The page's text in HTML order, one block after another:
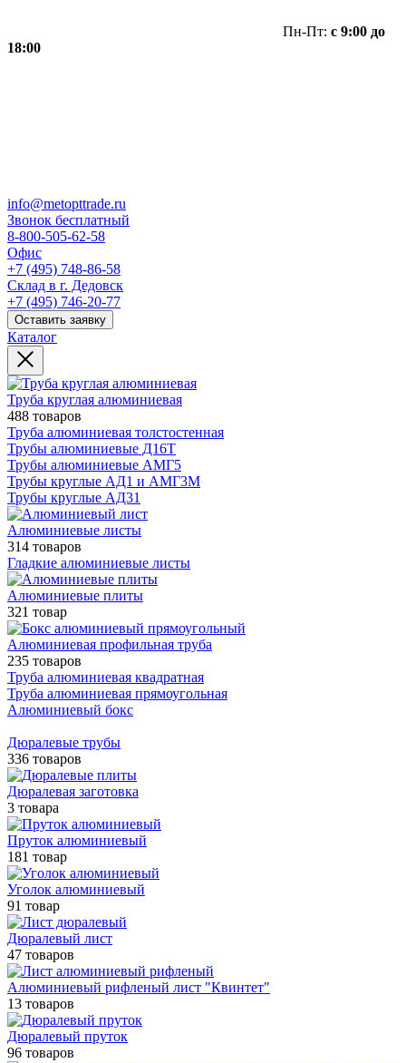
Пн-Пт: с 9:00 до
18:00
info@metopttrade.ru
Звонок бесплатный
8-800-505-62-58
Офис
+7 (495) 748-86-58
Склад в г. Дедовск
+7 (495) 746-20-77
Оставить заявку
Каталог
Труба круглая алюминиевая
488 товаров
Труба алюминиевая толстостенная
Трубы алюминиевые Д16Т
Трубы алюминиевые АМГ5
Трубы круглые АД1 и АМГ3М
Трубы круглые АД31
Алюминиевые листы
314 товаров
Гладкие алюминиевые листы
Алюминиевые плиты
321 товар
Алюминиевая профильная труба
235 товаров
Труба алюминиевая квадратная
Труба алюминиевая прямоугольная
Алюминиевый бокс
Дюралевые трубы
336 товаров
Дюралевая заготовка
3 товара
Пруток алюминиевый
181 товар
Уголок алюминиевый
91 товар
Дюралевый лист
47 товаров
Алюминиевый рифленый лист "Квинтет"
13 товаров
Дюралевый пруток
96 товаров